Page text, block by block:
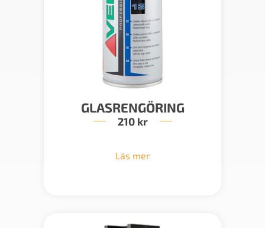
GLASRENGÖRING
210 kr
Läs mer